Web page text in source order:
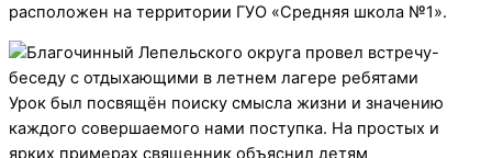
расположен на территории ГУО «Средняя школа №1».
Урок был посвящён поиску смысла жизни и значению
каждого совершаемого нами поступка. На простых и
ярких примерах священник объяснил детям